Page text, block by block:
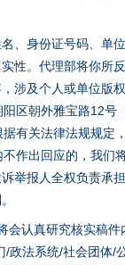
、身份证号码、单
性。代理部将你所
涉及个人或单位版
区朝外雅宝路12号
有关法律法规规定
作出回应的，我们
举报人全权负责承
会认真研究核实稿件
/政法系统/社会团体/
新中国诞生的见证